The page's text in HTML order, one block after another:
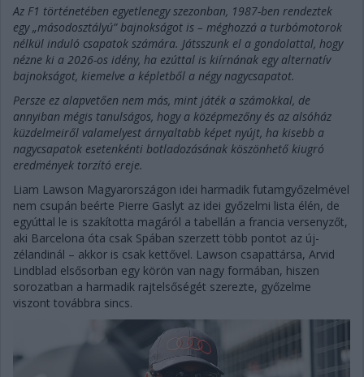
Az F1 történetében egyetlenegy szezonban, 1987-ben rendeztek
egy „másodosztályú” bajnokságot is – méghozzá a turbómotorok
nélkül induló csapatok számára. Játsszunk el a gondolattal, hogy
nézne ki a 2026-os idény, ha ezúttal is kiírnának egy alternatív
bajnokságot, kiemelve a képletből a négy nagycsapatot.
Persze ez alapvetően nem más, mint játék a számokkal, de
annyiban mégis tanulságos, hogy a középmezőny és az alsóház
küzdelmeiről valamelyest árnyaltabb képet nyújt, ha kisebb a
nagycsapatok esetenkénti botladozásának köszönhető kiugró
eredmények torzító ereje.
Liam Lawson Magyarországon idei harmadik futamgyőzelmével
nem csupán beérte Pierre Gaslyt az idei győzelmi lista élén, de
egyúttal le is szakította magáról a tabellán a francia versenyzőt,
aki Barcelona óta csak Spában szerzett több pontot az új-
zélandinál – akkor is csak kettővel. Lawson csapattársa, Arvid
Lindblad elsősorban egy körön van nagy formában, hiszen
sorozatban a harmadik rajtelsőségét szerezte, győzelme
viszont továbbra sincs.